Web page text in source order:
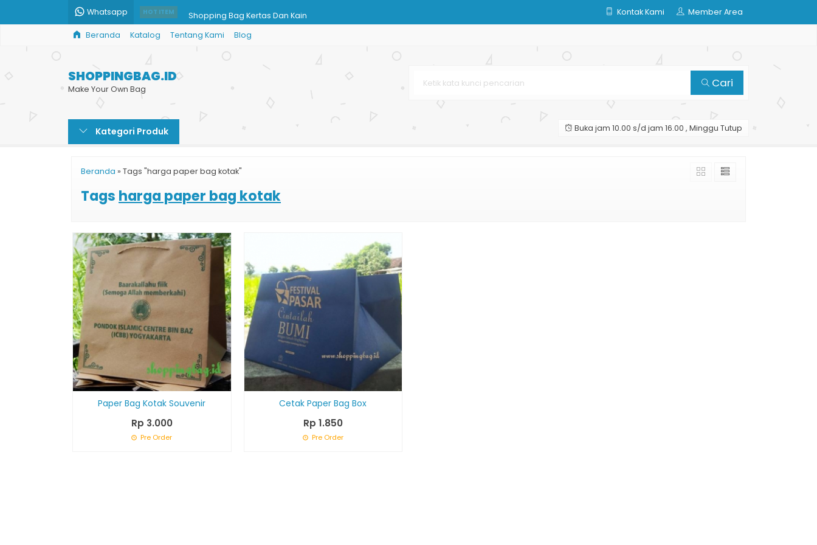
Whatsapp HOT ITEM Shopping Bag Kertas Dan Kain
Tas Kertas Souvenir Pernikahan
Tas Kertas Paper Bag
Tas Kantong Tempat Belanja
Kontak Kami Member Area
Beranda Katalog Tentang Kami Blog
SHOPPINGBAG.ID
Make Your Own Bag Cari
Kategori Produk Buka jam 10.00 s/d jam 16.00 , Minggu Tutup
Beranda » Tags "harga paper bag kotak"
Tags harga paper bag kotak
Paper Bag Kotak Souvenir
Rp 3.000
Pre Order
Cetak Paper Bag Box
Rp 1.850
Pre Order